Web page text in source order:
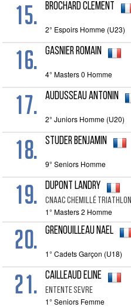
15. BROCHARD Clement
2° Espoirs Homme (U23)
16. GASNIER Romain
4° Masters 0 Homme
17. AUDUSSEAU Antonin
2° Juniors Homme (U20)
18. STUDER Benjamin
9° Seniors Homme
19. DUPONT Landry
CNAAC CHEMILLÉ TRIATHLON
1° Masters 2 Homme
20. GRENOUILLEAU Nael
1° Cadets Garçon (U18)
21. CAILLEAUD Eline
ENTENTE SEVRE
1° Seniors Femme